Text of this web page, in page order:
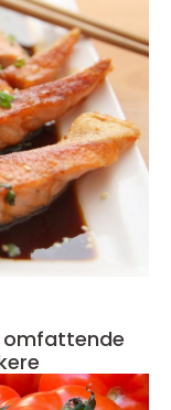
omfattende